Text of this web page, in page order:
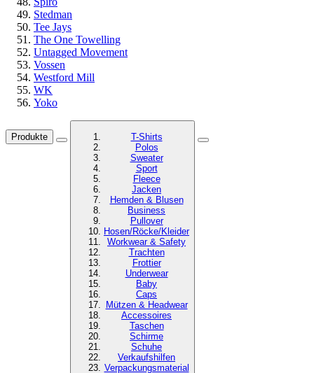
Stedman
Tee Jays
The One Towelling
Untagged Movement
Vossen
Westford Mill
WK
Yoko
Produkte
T-Shirts
Polos
Sweater
Sport
Fleece
Jacken
Hemden & Blusen
Business
Pullover
Hosen/Röcke/Kleider
Workwear & Safety
Trachten
Frottier
Underwear
Baby
Caps
Mützen & Headwear
Accessoires
Taschen
Schirme
Schuhe
Verkaufshilfen
Verpackungsmaterial